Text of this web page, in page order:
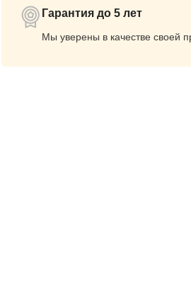
Гарантия до 5 лет
Мы уверены в качестве своей